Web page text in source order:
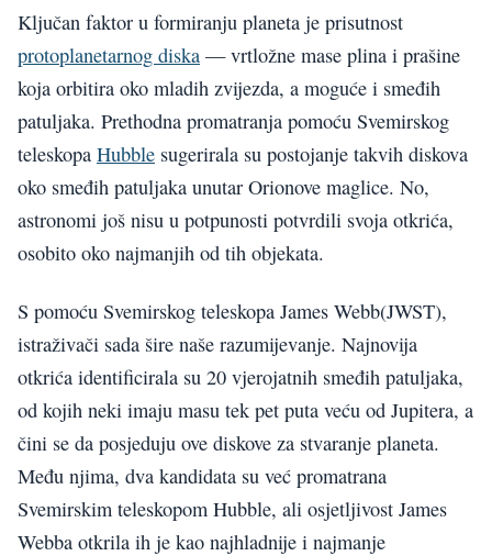
Ključan faktor u formiranju planeta je prisutnost
protoplanetarnog diska — vrtložne mase plina i prašine
koja orbitira oko mladih zvijezda, a moguće i smeđih
patuljaka. Prethodna promatranja pomoću Svemirskog
teleskopa Hubble sugerirala su postojanje takvih diskova
oko smeđih patuljaka unutar Orionove maglice. No,
astronomi još nisu u potpunosti potvrdili svoja otkrića,
osobito oko najmanjih od tih objekata.
S pomoću Svemirskog teleskopa James Webb(JWST),
istraživači sada šire naše razumijevanje. Najnovija
otkrića identificirala su 20 vjerojatnih smeđih patuljaka,
od kojih neki imaju masu tek pet puta veću od Jupitera, a
čini se da posjeduju ove diskove za stvaranje planeta.
Među njima, dva kandidata su već promatrana
Svemirskim teleskopom Hubble, ali osjetljivost James
Webba otkrila ih je kao najhladnije i najmanje